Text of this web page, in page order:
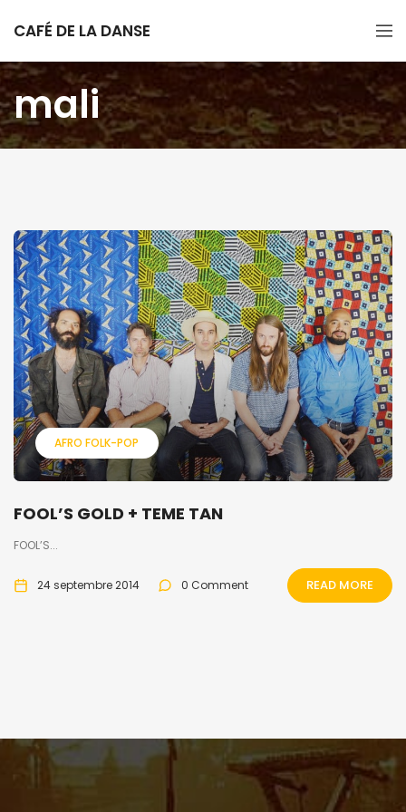
CAFÉ DE LA DANSE
mali
AFRO FOLK-POP
FOOL’S GOLD + TEME TAN
FOOL’S...
24 septembre 2014 0 Comment READ MORE